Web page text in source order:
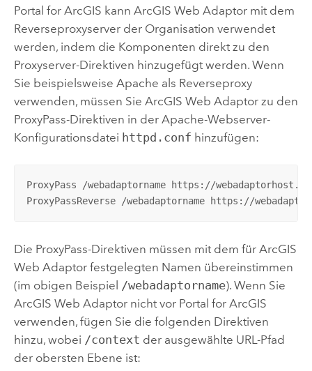
Portal for ArcGIS kann ArcGIS Web Adaptormit dem
Reverseproxyserver der Organisation verwendet
werden, indem die Komponenten direkt zu den
Proxyserver-Direktiven hinzugefügt werden. Wenn
Sie beispielsweise Apache als Reverseproxy
verwenden, müssen Sie ArcGIS Web Adaptorzu den
ProxyPass-Direktiven in der Apache-Webserver-
Konfigurationsdatei httpd.conf hinzufügen:
ProxyPass /webadaptorname https://
ProxyPassReverse /webadaptorname https://
Die ProxyPass-Direktiven müssen mit dem für ArcGIS
Web Adaptorfestgelegten Namen übereinstimmen
(im obigen Beispiel /webadaptorname). Wenn Sie
ArcGIS Web Adaptornicht vor Portal for ArcGIS
verwenden, fügen Sie die folgenden Direktiven
hinzu, wobei /context der ausgewählte URL-Pfad
der obersten Ebene ist: